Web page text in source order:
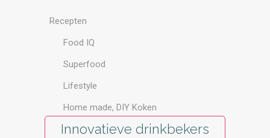
Recepten
Food IQ
Superfood
Lifestyle
Home made, DIY Koken
Innovatieve drinkbekers